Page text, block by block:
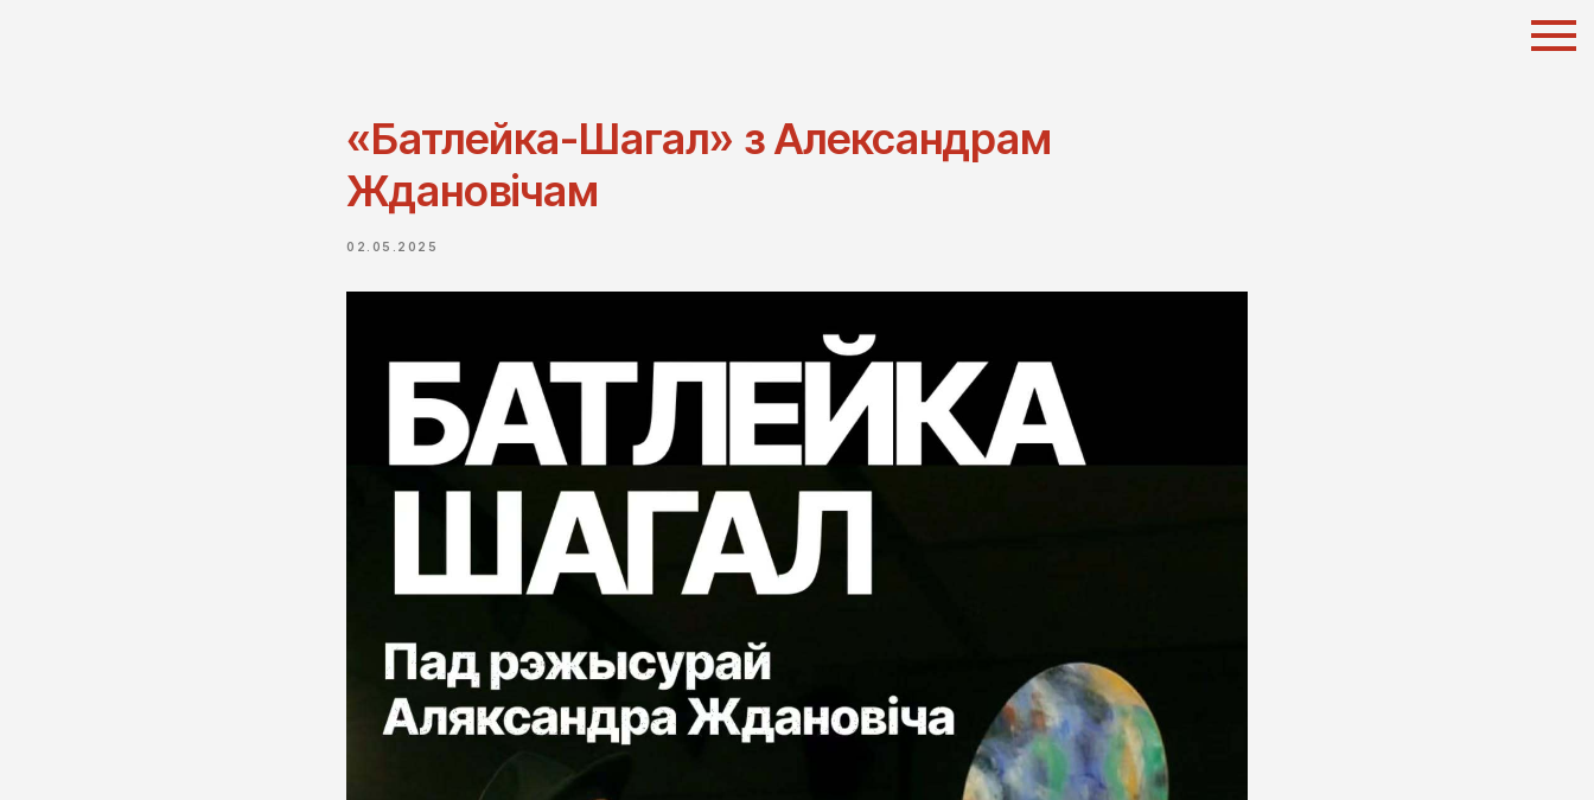
«Батлейка-Шагал» з Александрам
Ждановічам
02.05.2025